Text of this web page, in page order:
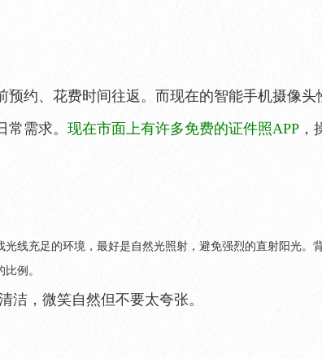
约、花费时间往返。而现在的智能手机摄像头
需求。 现在市面上有许多免费的证件照APP
线充足的环境，最好是自然光照射，避免强烈的直射阳光。
例。
洁，微笑自然但不要太夸张。